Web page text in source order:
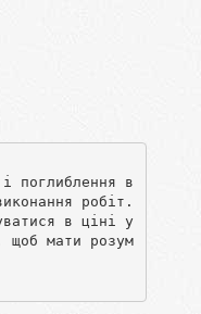
поглиблення в
робіт.
в ціні у
щоб мати розум